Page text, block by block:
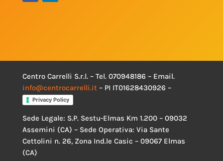
Centro Carrelli S.r.l. – Tel. 070948186 – Email.
info@centrocarrelli.it– PI IT01628430926 –
Privacy Policy
Sede Legale: S.P. Sestu-Elmas Km 1.200 – 09032
Assemini (CA) – Sede Operativa: Via Sante
Cettolini n. 26, Zona Ind.le Casic – 09067 Elmas
(CA)